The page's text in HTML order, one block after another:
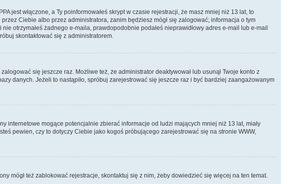
jest włączone, a Ty poinformowałeś skrypt w czasie rejestracji, że masz mniej niż 13 lat, to
Ciebie albo przez administratora, zanim będziesz mógł się zalogować; informacja o tym
otrzymałeś żadnego e-maila, prawdopodobnie podałeś nieprawidłowy adres e-mail lub e-mail
skontaktować się z administratorem.
się jeszcze raz. Możliwe też, że administrator deaktywował lub usunął Twoje konto z
danych. Jeżeli to nastąpiło, spróbuj zarejestrować się jeszcze raz i być bardziej zaangażowanym
internetowe mogące potencjalnie zbierać informacje od ludzi mających mniej niż 13 lat, miały
pewien, czy to dotyczy Ciebie jako kogoś próbującego zarejestrować się na stronie WWW,
mógł też zablokować rejestracje, skontaktuj się z nim, żeby dowiedzieć się więcej na ten temat.